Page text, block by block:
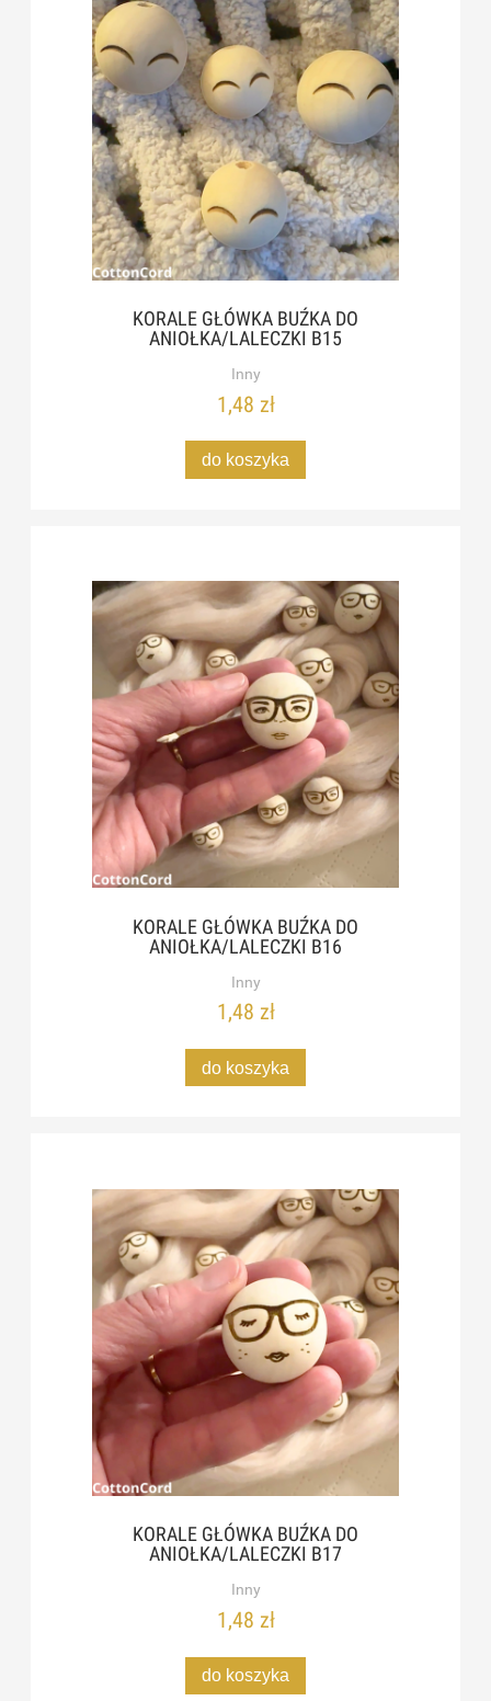
KORALE GŁÓWKA BUŹKA DO
ANIOŁKA/LALECZKI B15
Inny
1,48 zł
do koszyka
KORALE GŁÓWKA BUŹKA DO
ANIOŁKA/LALECZKI B16
Inny
1,48 zł
do koszyka
KORALE GŁÓWKA BUŹKA DO
ANIOŁKA/LALECZKI B17
Inny
1,48 zł
do koszyka